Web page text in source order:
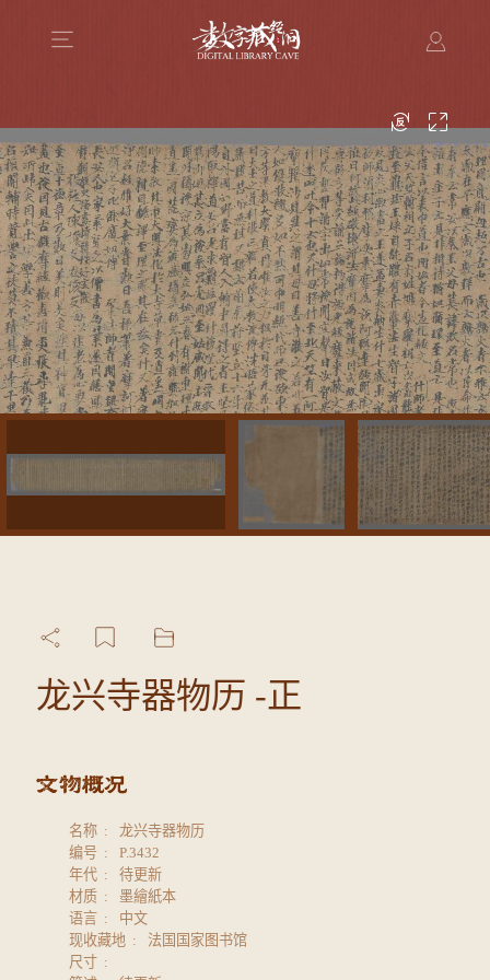
龙兴寺器物历 -正
名称
龙兴寺器物历
编号
P.3432
年代
待更新
材质
墨繪紙本
语言
中文
现收藏地
法国国家图书馆
尺寸